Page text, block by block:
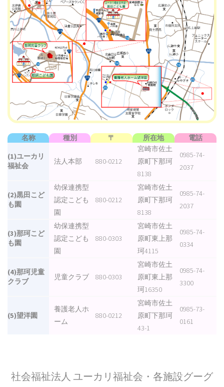
名称 種別 〒 所在地 電話
(1)ユーカリ
福祉会
法人本部 880-0212
宮崎市佐土
原町下那珂
8138
0985-74-
2037
(2)黒田こど
も園
幼保連携型
認定こども
園
880-0212
宮崎市佐土
原町下那珂
8138
0985-74-
2037
(3)那珂こど
も園
幼保連携型
認定こども
園
880-0303
宮崎市佐土
原町東上那
珂4115
0985-74-
0334
(4)那珂児童
クラブ
児童クラブ 880-0303
宮崎市佐土
原町東上那
珂16350
0985-74-
3300
(5)望洋園
養護老人ホ
ーム
880-0212
宮崎市佐土
原町下那珂
43-1
0985-73-
0161
社会福祉法人 ユーカリ福祉会・各施設グーグ